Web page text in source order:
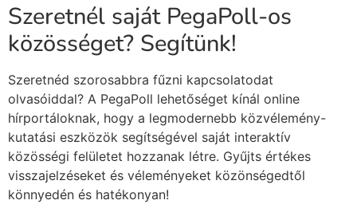
Szeretnél saját PegaPoll-os
közösséget? Segítünk!
Szeretnéd szorosabbra fűzni kapcsolatodat
olvasóiddal? A PegaPoll lehetőséget kínál online
hírportáloknak, hogy a legmodernebb közvélemény-
kutatási eszközök segítségével saját interaktív
közösségi felületet hozzanak létre. Gyűjts értékes
visszajelzéseket és véleményeket közönségedtől
könnyedén és hatékonyan!